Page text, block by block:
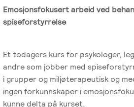
Arbeidsrettet
EFT
-
psykologer
leger
IPR
Jobb
ved
IPR
(EFT)
arbeid
Forskning
Veiledning
Om
for
Emosjonsfokusert
Terapi
(NIEFT)
Emosjonsfokusert arbeid ved
spiseforstyrrelse
Et todagers kurs for psykologer,
andre som jobber med
i grupper og miljøterapeutisk og
ingen forkunnskaper i
kunne delta på kurset.